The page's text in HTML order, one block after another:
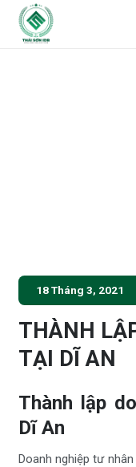
18 Tháng 3, 2021
THÀNH
TẠI DĨ AN
Thành lập
Dĩ An
Doanh nghiệp tư